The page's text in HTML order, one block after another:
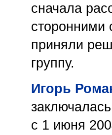
сначала
сторонними
приняли
группу.
Игорь
с 1 июня